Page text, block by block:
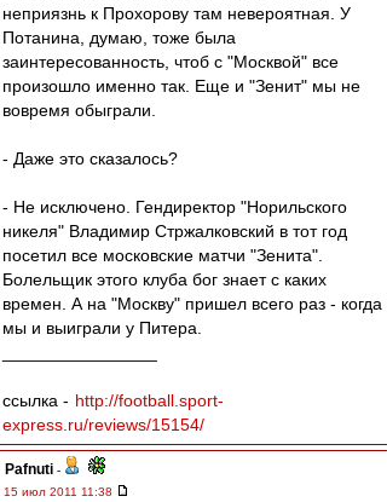
неприязнь к Прохорову там невероятная. У
Потанина, думаю, тоже была
заинтересованность, чтоб с "Москвой" все
произошло именно так. Еще и "Зенит" мы не
вовремя обыграли.
- Даже это сказалось?
- Не исключено. Гендиректор "Норильского
никеля" Владимир Стржалковский в тот год
посетил все московские матчи "Зенита".
Болельщик этого клуба бог знает с каких
времен. А на "Москву" пришел всего раз - когда
мы и выиграли у Питера.
ссылка - http://football.sport-
express.ru/reviews/15154/
Pafnuti -
15 июл 2011 11:38